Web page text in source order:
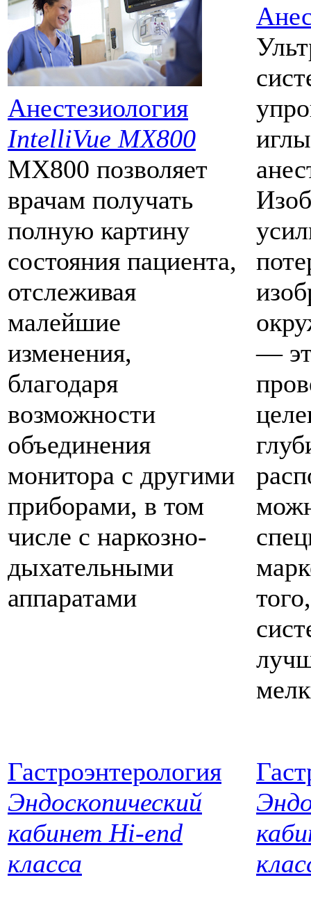
Анестезиология
IntelliVue MX800
MX800 позволяет
врачам получать
полную картину
состояния пациента,
отслеживая
малейшие
изменения,
благодаря
возможности
объединения
монитора с другими
приборами, в том
числе с наркозно-
дыхательными
аппаратами
—
Гастроэнтерология
Эндоскопический
кабинет Hi-end
класса